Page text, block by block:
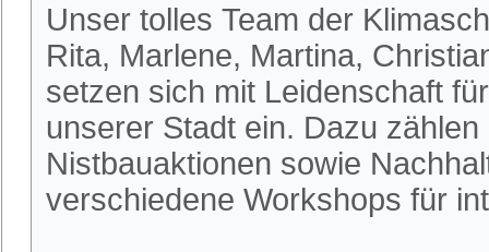
Unser tolles Team der
Rita, Marlene, Martina,
setzen sich mit Leidenschaft
unserer Stadt ein. Dazu
Nistbauaktionen sowie
verschiedene Workshops für